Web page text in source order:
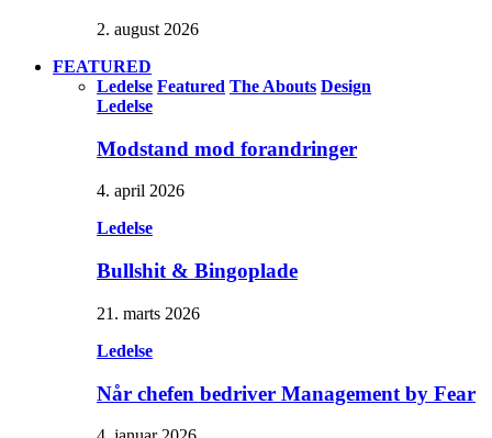
2. august 2026
FEATURED
Ledelse Featured The Abouts Design
Ledelse
Modstand mod forandringer
4. april 2026
Ledelse
Bullshit & Bingoplade
21. marts 2026
Ledelse
Når chefen bedriver Management by Fear